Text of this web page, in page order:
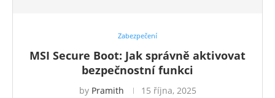
Zabezpečení
MSI Secure Boot: Jak správně aktivovat
bezpečnostní funkci
by Pramith 15 října, 2025